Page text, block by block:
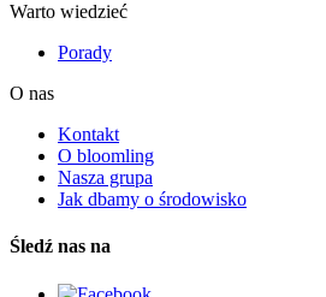
Warto wiedzieć
Porady
O nas
Kontakt
O bloomling
Nasza grupa
Jak dbamy o środowisko
Śledź nas na